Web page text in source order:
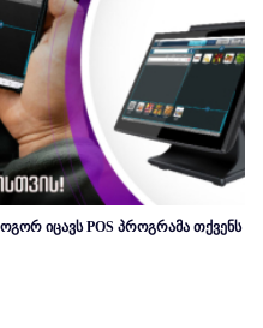
იცავს POS პროგრამა თქვენს